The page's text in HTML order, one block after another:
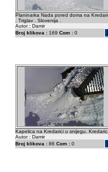
Planinarka Nada pored doma na
. Triglav . Slovenija .
Autor : Damir
Broj klikova :169 Com :0
Kapelica na Kredarici u snijegu.
Autor : Damir
Broj klikova :86 Com :0